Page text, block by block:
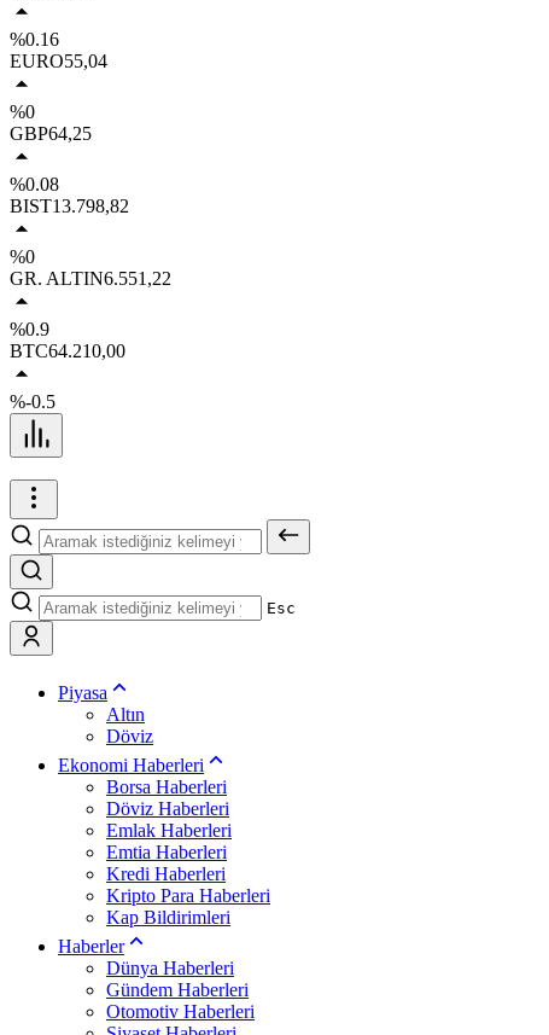
%0.16
EURO55,04
%0
GBP64,25
%0.08
BIST13.798,82
%0
GR. ALTIN6.551,22
%0.9
BTC64.210,00
%-0.5
Esc
Piyasa
Altın
Döviz
Ekonomi Haberleri
Borsa Haberleri
Döviz Haberleri
Emlak Haberleri
Emtia Haberleri
Kredi Haberleri
Kripto Para Haberleri
Kap Bildirimleri
Haberler
Dünya Haberleri
Gündem Haberleri
Otomotiv Haberleri